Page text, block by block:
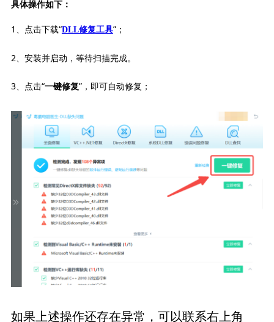
具体操作如下：
1、点击下载“DLL修复工具”；
2、安装并启动，等待扫描完成。
3、点击“一键修复”，即可自动修复；
如果上述操作还存在异常，可以联系右上角